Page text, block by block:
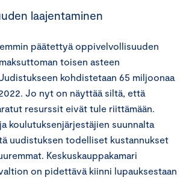
laajentaminen
päätettyä oppivelvollisuuden
toisen asteen
kohdistetaan 65 miljoonaa
Jo nyt on näyttää siltä, että
resurssit eivät tule riittämään.
koulutuksenjärjestäjien suunnalta
uudistuksen todelliset kustannukset
Keskuskauppakamari
on pidettävä kiinni lupauksestaan